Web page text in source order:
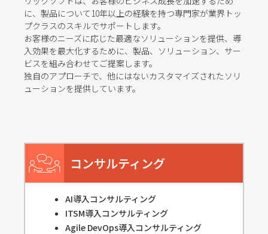
に、製品について10年以上の経験を持つ専門家が業界トッ
プクラスのスキルでサポートします。
お客様のニーズに応じた最適なソリューションを提供、導
入効果を最大化するために、製品、ソリューション、サー
ビスを組み合わせてご提案します。
独自のアプローチで、他にはないカスタマイズされたソリ
ューションを提供しています。
コンサルティング
AI導入コンサルティング
ITSM導入コンサルティング
Agile DevOps導入コンサルティング